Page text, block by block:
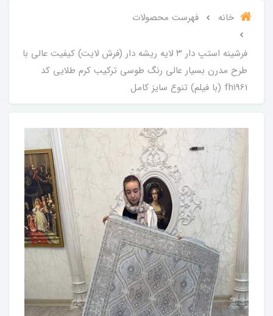
خانه فهرست محصولات
فرشینه استپ دار ۳ لایه ریشه دار (فرش لایت) کیفیت عالی با
طرح مدرن بسیار عالی رنگ طوسی ترکیب کرم طلایی کد
fh1961 (با فیلم) تنوع سایز کامل